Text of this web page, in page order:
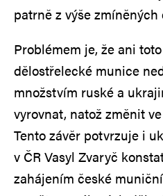
patrně z výše zmíněných
Problémem je, že ani
dělostřelecké munice
množstvím ruské a
vyrovnat, natož změnit
Tento závěr potvrzuje i
v ČR Vasyl Zvaryč
zahájením české